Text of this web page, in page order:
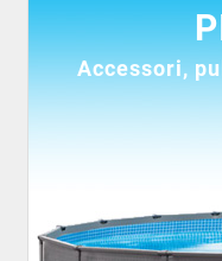
Accessori,